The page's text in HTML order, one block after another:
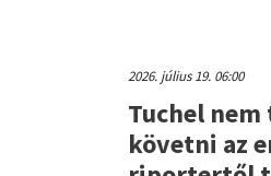
2026. július 19. 06:00
Tuchel
követni az